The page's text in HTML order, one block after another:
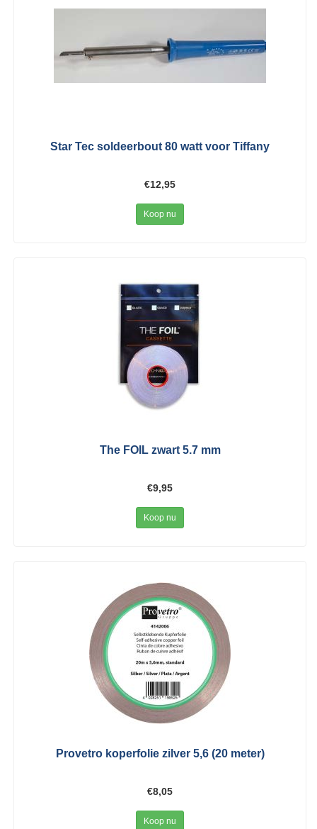
Star Tec soldeerbout 80 watt voor Tiffany
€12,95
Koop nu
The FOIL zwart 5.7 mm
€9,95
Koop nu
Provetro koperfolie zilver 5,6 (20 meter)
€8,05
Koop nu